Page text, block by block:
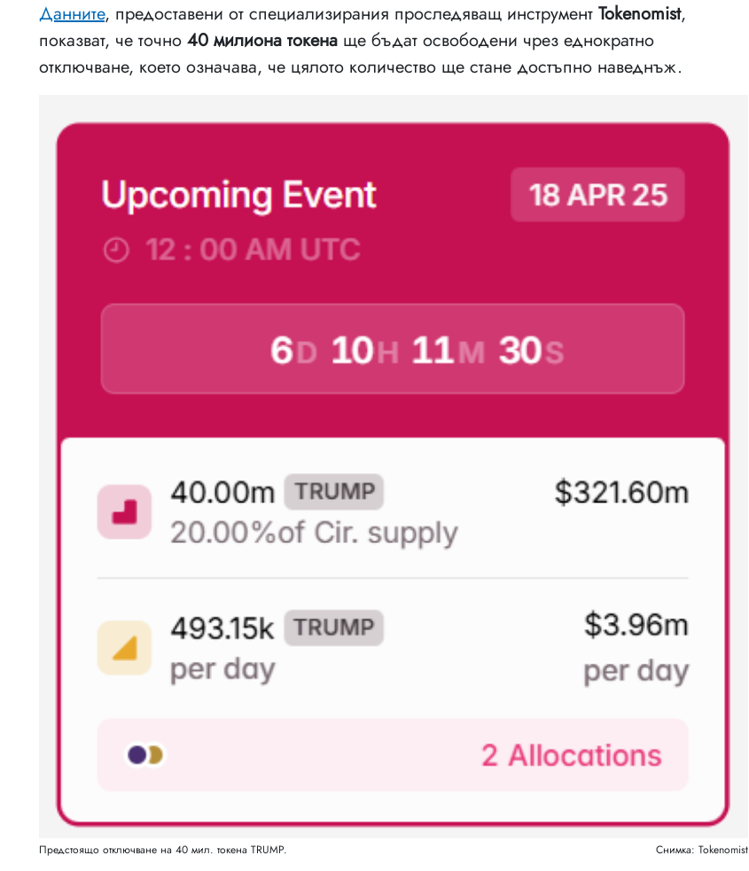
Данните, предоставени от специализирания проследяващ инструмент Tokenomist,
показват, че точно 40 милиона токена ще бъдат освободени чрез еднократно
отключване, което означава, че цялото количество ще стане достъпно наведнъж.
Предстоящо отключване на 40 мил. токена TRUMP. Снимка: Tokenomist